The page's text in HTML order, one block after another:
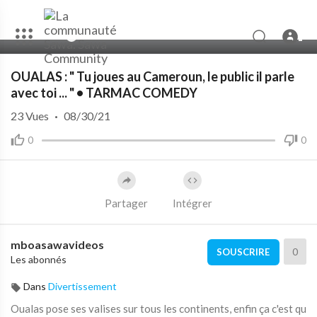
00:00 09:44
OUALAS : " Tu joues au Cameroun, le public il parle
avec toi ... " • TARMAC COMEDY
0 0
23Vues · 08/30/21
Partager Intégrer
mboasawavideos
Les abonnés
SOUSCRIRE 0
Dans Divertissement
Oualas pose ses valises sur tous les continents, enfin ça c'est qu